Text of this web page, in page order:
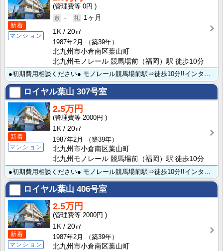
新着
マンション
0円
-
1ヶ月
1K
20㎡
1987年2月
（築39年）
北九州市小倉南区葉山町
北九州モノレール 競馬場前（福岡）駅 徒歩10分
●初期費用相談ください● モノレール競馬場前駅⇒徒歩10分!!インターネット無料★ モニター付インタ･･･
ロイヤル葉山 307号室
新着
マンション
2.5万円
2000円
1K
20㎡
1987年2月
（築39年）
北九州市小倉南区葉山町
北九州モノレール 競馬場前（福岡）駅 徒歩10分
ロイヤル葉山 406号室
新着
マンション
2.5万円
2000円
1K
20㎡
1987年2月
（築39年）
北九州市小倉南区葉山町